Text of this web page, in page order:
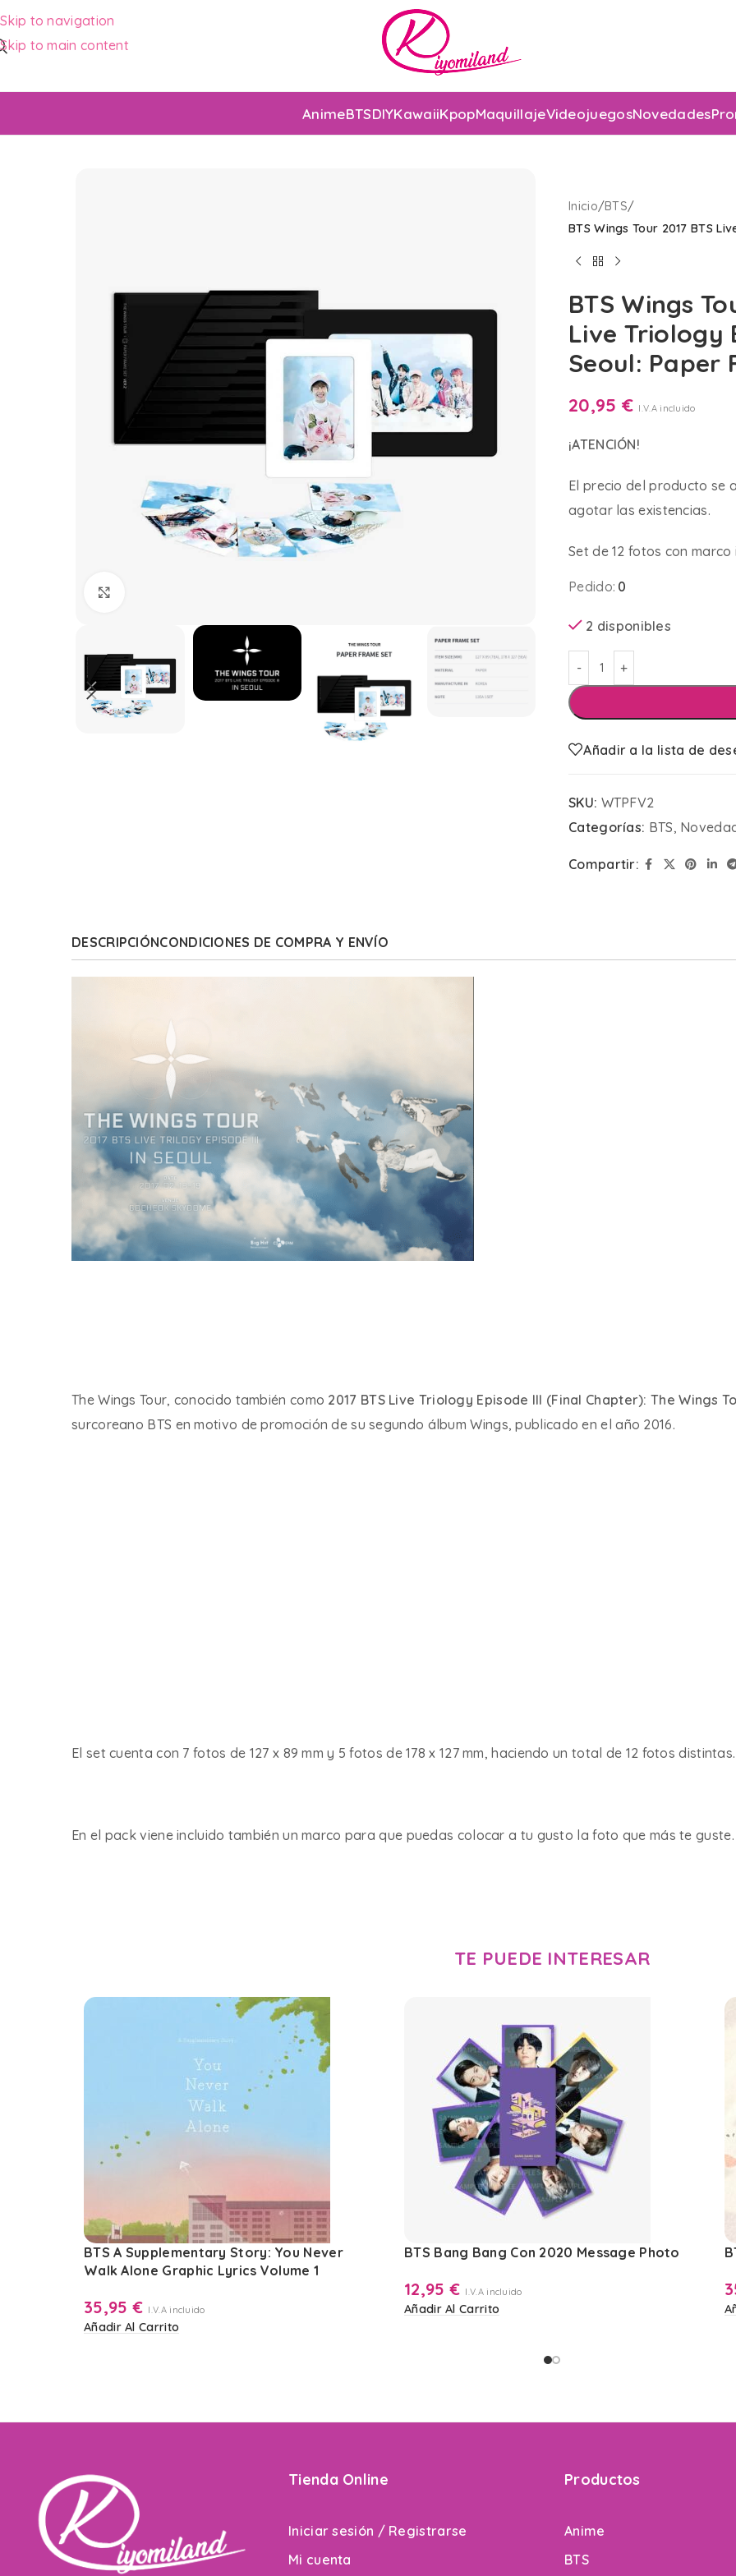
Skip to navigation
Skip to main content
AnimeBTSDIYKawaiiKpopMaquillajeVideojuegosNovedades
Inicio/BTS/
BTS Wings Tour 2017 BTS
BTS Wings
Live Triology
Seoul: Paper
20,95 € I.V.A incluido
¡ATENCIÓN!
El precio del producto se
agotar las existencias.
Set de 12 fotos con marco
Pedido: 0
2 disponibles
Añadir a la lista de
SKU: WTPFV2
Categorías: BTS,
Compartir:
DESCRIPCIÓNCONDICIONES DE COMPRA Y ENVÍO
The Wings Tour, conocido también como 2017 BTS Live Triology Episode III (Final Chapter): The Wings
surcoreano BTS en motivo de promoción de su segundo álbum Wings, publicado en el año 2016.
El set cuenta con 7 fotos de 127 x 89 mm y 5 fotos de 178 x 127 mm, haciendo un total de 12 fotos distintas.
En el pack viene incluido también un marco para que puedas colocar a tu gusto la foto que más te guste.
TE PUEDE INTERESAR
BTS A Supplementary Story: You Never
Walk Alone Graphic Lyrics Volume 1
35,95€ I.V.A incluido
Añadir Al Carrito
BTS Bang Bang Con 2020 Message Photo
12,95€ I.V.A incluido
Añadir Al Carrito
Tienda Online
Iniciar sesión / Registrarse
Mi cuenta
Productos
Anime
BTS